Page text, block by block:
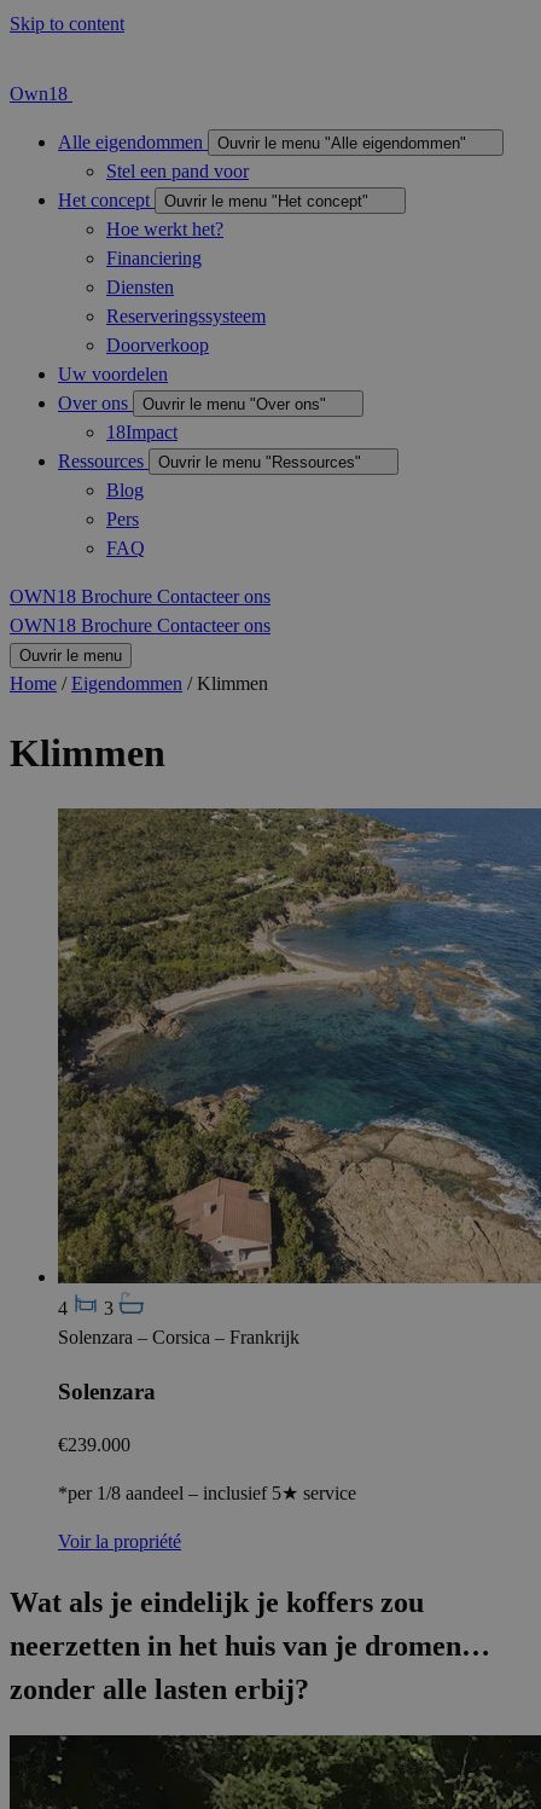
Skip to content
Own18
Alle eigendommen Ouvrir le menu "Alle eigendommen"
Stel een pand voor
Het concept
Ouvrir le menu "Het concept"
Hoe werkt het?
Financiering
Diensten
Reserveringssysteem
Doorverkoop
Uw voordelen
Over ons
Ouvrir le menu "Over ons"
18Impact
Ressources
Ouvrir le menu "Ressources"
Blog
Pers
FAQ
OWN18 Brochure Contacteer ons
OWN18 Brochure Contacteer ons
Ouvrir le menu
Home /Eigendommen /Klimmen
Klimmen
4
3
Solenzara – Corsica – Frankrijk
Solenzara
€239.000
*per 1/8 aandeel – inclusief 5★ service
Voir la propriété
Wat als je eindelijk je koffers zou
neerzetten in het huis van je dromen…
zonder alle lasten erbij?